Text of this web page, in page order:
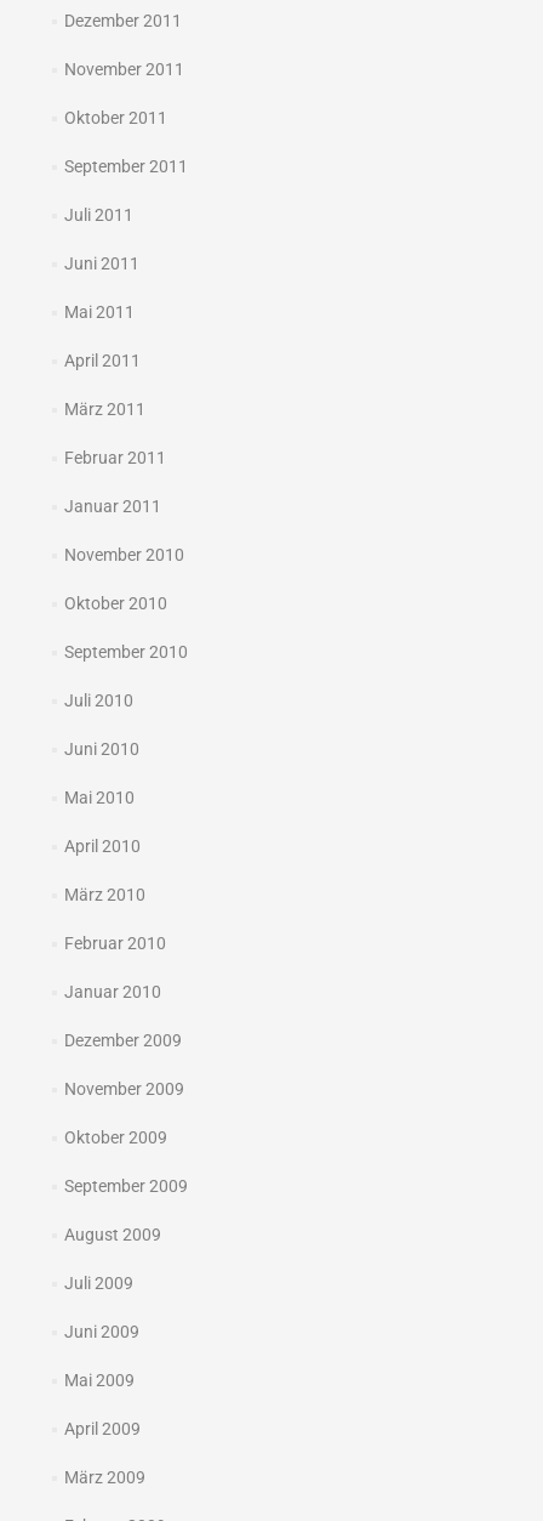
Dezember 2011
November 2011
Oktober 2011
September 2011
Juli 2011
Juni 2011
Mai 2011
April 2011
März 2011
Februar 2011
Januar 2011
November 2010
Oktober 2010
September 2010
Juli 2010
Juni 2010
Mai 2010
April 2010
März 2010
Februar 2010
Januar 2010
Dezember 2009
November 2009
Oktober 2009
September 2009
August 2009
Juli 2009
Juni 2009
Mai 2009
April 2009
März 2009